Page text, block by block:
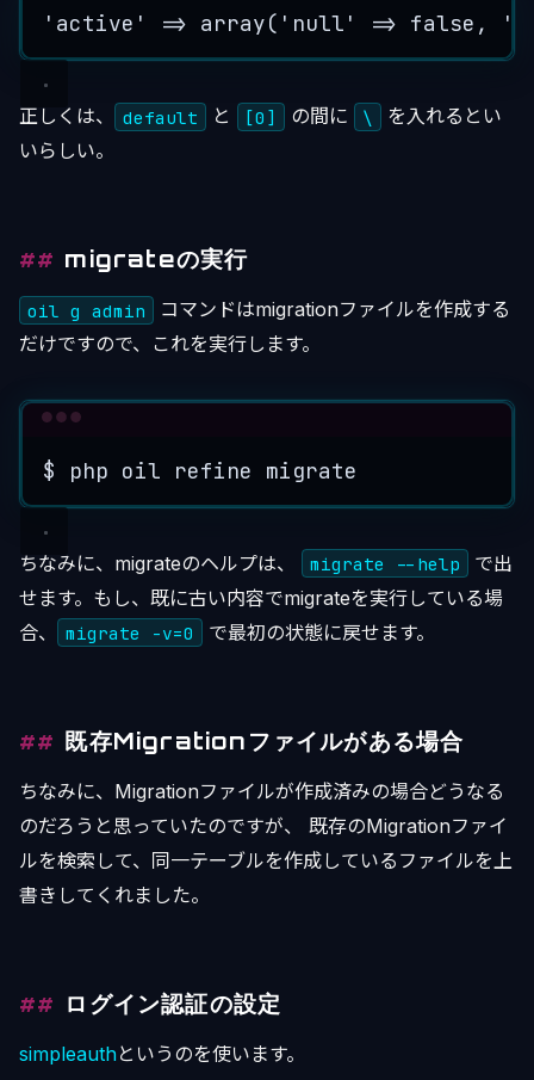
' active ' => array( ' null ' => false , '
正しくは、 default と [0] の間に \
を入れるとい
いらしい。
migrateの実行
oil g admin
コマンドはmigrationファイルを作成する
だけですので、これを実行します。
$ php oil refine migrate
ちなみに、migrateのヘルプは、 migrate --help
で出
せます。もし、既に古い内容でmigrateを実行している場
合、
migrate -v=0 で最初の状態に戻せます。
既存Migrationファイルがある場合
ちなみに、Migrationファイルが作成済みの場合どうなる
のだろうと思っていたのですが、 既存のMigrationファイ
ルを検索して、同一テーブルを作成しているファイルを上
書きしてくれました。
ログイン認証の設定
simpleauthというのを使います。